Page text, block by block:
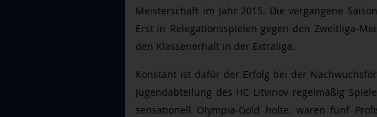
Meisterschaft im Jahr 2015. Die vergangene
Erst in Relegationsspielen gegen den Zweitliga-
den Klassenerhalt in der Extraliga.
Konstant ist dafür der Erfolg bei der
Jugendabteilung des HC Litvinov regelmäßig
sensationell Olympia-Gold holte, waren fünf